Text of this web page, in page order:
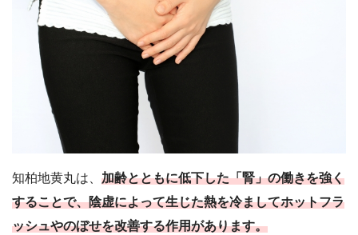
知柏地黄丸は、 加齢とともに低下した「腎」の働きを強く
することで、陰虚によって生じた熱を冷ましてホットフラ
ッシュやのぼせを改善する作用があります。